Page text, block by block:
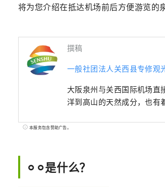
将为您介绍在抵达机场前后方便游览的
撰稿
一般社团法人关西县专修观
大阪泉州与关西国际机场直
洋到高山的天然成分，也有
本服务包含赞助广告。
⚪︎⚪︎是什么？